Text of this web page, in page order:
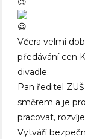
Včera velmi
předávání cen
divadle.
Pan ředitel ZUŠ
směrem a je
pracovat,
Vytváří